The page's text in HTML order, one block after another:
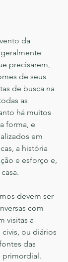
da
precisarem,
de seus
de busca na
as
há muitos
forma, e
em
a história
e esforço e,
devem ser
com
visitas a
ou diários
das
primordial.